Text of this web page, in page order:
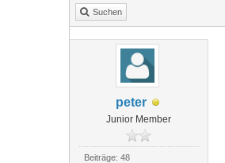
Suchen
peter
Junior Member
Beiträge: 48